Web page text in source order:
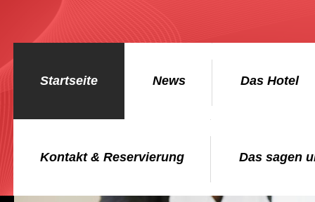
Startseite News Das Hotel
Kontakt & Reservierung Das sagen